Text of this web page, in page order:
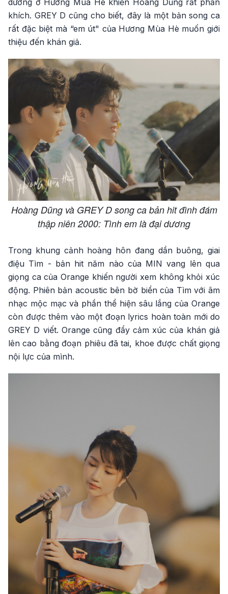
dương ở Hương Mùa Hè khiến Hoàng Dũng rất phấn
khích. GREY D cũng cho biết, đây là một bản song ca
rất đặc biệt mà “em út" của Hương Mùa Hè muốn giới
thiệu đến khán giả.
Hoàng Dũng và GREY D song ca bản hit đình đám
thập niên 2000: Tình em là đại dương
Trong khung cảnh hoàng hôn đang dần buông, giai
điệu Tìm - bản hit năm nào của MIN vang lên qua
giọng ca của Orange khiến người xem không khỏi xúc
động. Phiên bản acoustic bên bờ biển của Tìm với âm
nhạc mộc mạc và phần thể hiện sâu lắng của Orange
còn được thêm vào một đoạn lyrics hoàn toàn mới do
GREY D viết. Orange cũng đẩy cảm xúc của khán giả
lên cao bằng đoạn phiêu đã tai, khoe được chất giọng
nội lực của mình.